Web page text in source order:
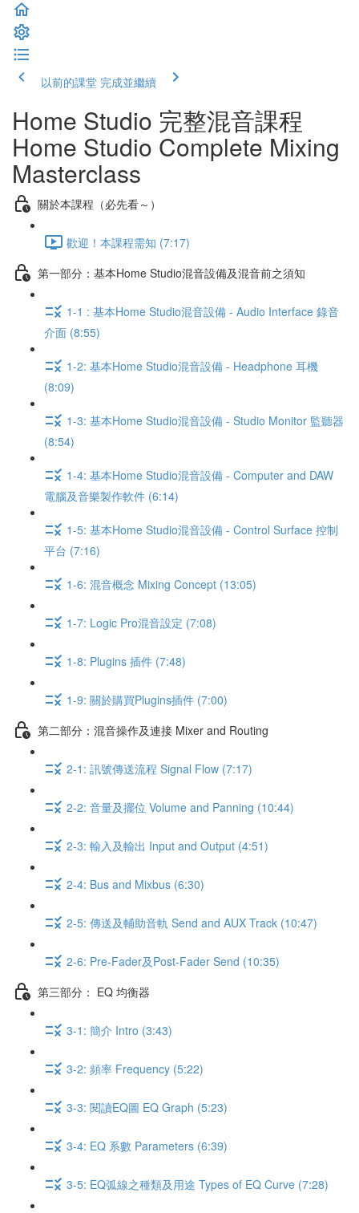
以前的課堂 完成並繼續
Home Studio 完整混音課程
Home Studio Complete Mixing
Masterclass
關於本課程（必先看～）
歡迎！本課程需知 (7:17)
第一部分：基本Home Studio混音設備及混音前之須知
1-1 : 基本Home Studio混音設備 - Audio Interface 錄音
介面 (8:55)
1-2: 基本Home Studio混音設備 - Headphone 耳機
(8:09)
1-3: 基本Home Studio混音設備 - Studio Monitor 監聽器
(8:54)
1-4: 基本Home Studio混音設備 - Computer and DAW
電腦及音樂製作軟件 (6:14)
1-5: 基本Home Studio混音設備 - Control Surface 控制
平台 (7:16)
1-6: 混音概念 Mixing Concept (13:05)
1-7: Logic Pro混音設定 (7:08)
1-8: Plugins 插件 (7:48)
1-9: 關於購買Plugins插件 (7:00)
第二部分：混音操作及連接 Mixer and Routing
2-1: 訊號傳送流程 Signal Flow (7:17)
2-2: 音量及擺位 Volume and Panning (10:44)
2-3: 輸入及輸出 Input and Output (4:51)
2-4: Bus and Mixbus (6:30)
2-5: 傳送及輔助音軌 Send and AUX Track (10:47)
2-6: Pre-Fader及Post-Fader Send (10:35)
第三部分： EQ 均衡器
3-1: 簡介 Intro (3:43)
3-2: 頻率 Frequency (5:22)
3-3: 閱讀EQ圖 EQ Graph (5:23)
3-4: EQ 系數 Parameters (6:39)
3-5: EQ弧線之種類及用途 Types of EQ Curve (7:28)